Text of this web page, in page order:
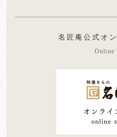
名匠庵公式オ
Online